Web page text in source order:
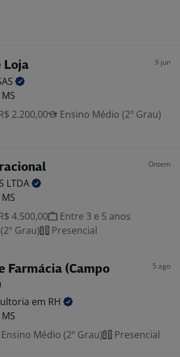
Loja 9 jun
2.200,00
Ensino Médio (2º Grau)
Ontem
LTDA
4.500,00
Entre 3 e 5 anos
Grau)
Presencial
Farmácia (Campo
5 ago
em RH
Ensino Médio (2º Grau) Presencial